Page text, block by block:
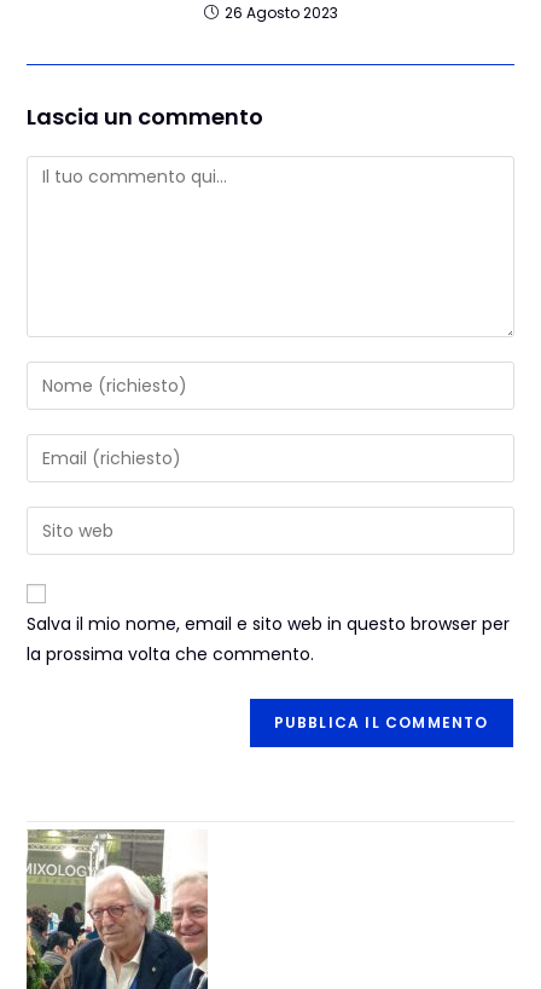
26 Agosto 2023
Lascia un commento
Salva il mio nome, email e sito web in questo browser per
la prossima volta che commento.